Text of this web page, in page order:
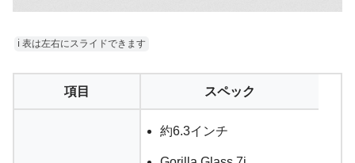
ℹ︎ 表は左右にスライドできます
項目 スペック
約6.3インチ